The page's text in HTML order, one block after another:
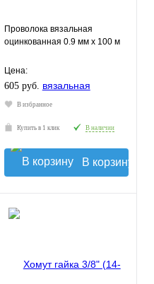
Проволока вязальная
оцинкованная 0.9 мм х 100 м
Цена:
605 руб.
В избранное
Купить в 1 клик В наличии
В корзину